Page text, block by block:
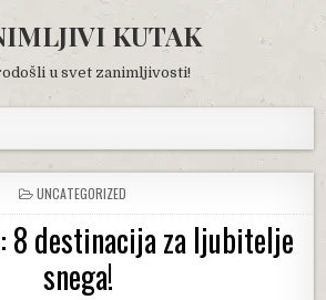
KUTAK
u svet zanimljivosti!
POSTED
IN
UNCATEGORIZED
8 destinacija za ljubitelje
snega!